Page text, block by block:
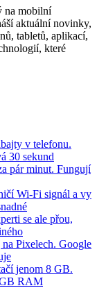
na mobilní
aktuální novinky,
tabletů, aplikací,
které
v telefonu.
30 sekund
pár minut. Fungují
Wi-Fi signál a vy
se ale přou,
Pixelech. Google
jenom 8 GB.
RAM